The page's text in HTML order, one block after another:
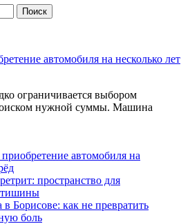
автомобиля на несколько лет
ограничивается выбором
нужной суммы. Машина
автомобиля на
пространство для
тишины
Борисове: как не превратить
боль